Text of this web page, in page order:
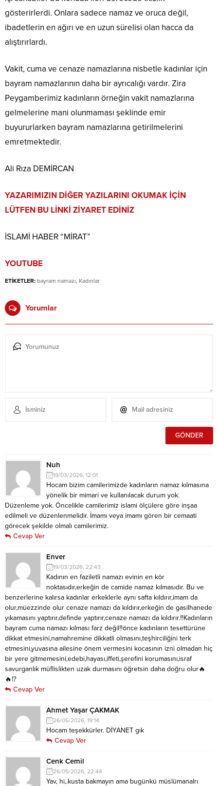
gösterirlerdi. Onlara sadece namaz ve oruca değil,
ibadetlerin en ağırı ve en uzun sürelisi olan hacca da
alıştırırlardı.
Vakit, cuma ve cenaze namazlarına nisbetle kadınlar için
bayram namazlarının daha bir ayrıcalığı vardır. Zira
Peygamberimiz kadınların örneğin vakit namazlarına
gelmelerine mani olunmaması şeklinde emir
buyururlarken bayram namazlarına getirilmelerini
emretmektedir.
Ali Rıza DEMİRCAN
YAZARIMIZIN DİĞER YAZILARINI OKUMAK İÇİN
LÜTFEN BU LİNKİ ZİYARET EDİNİZ
İSLAMİ HABER “MİRAT”
YOUTUBE
ETİKETLER: bayram namazı, Kadınlar
Yorumlar
Nuh
19/03/2026, 12:01
Hocam bizim camilerimizde kadınların namaz kılmasına
yönelik bir mimari ve kullanılacak durum yok.
Düzenleme yok. Öncelikle camilerimiz islami ölçülere göre inşaa
edilmeli ve düzenlenmelidir. İmamı veya imamı gören bir cemaati
görecek şekilde olmalı camilerimiz.
Cevap Ver
Enver
19/03/2026, 22:43
Kadının en faziletli namazı evinin en kör
noktasıdır,erkeğin de camide namaz kılmasıdır. Bu ve
benzerlerine kalırsa kadınlar erkeklerle aynı safta kıldırır,imam da
olur,müezzinde olur cenaze namazı da kıldırır,erkeğin de gasilhanede
yıkamasını yaptırır,definde yaptırır,cenaze namazı da kıldırır.‼️Kadınların
bayram cuma namazı kılması farz değil‼️önce kadınların tesettürüne
dikkat etmesini,namahremine dikkatli olmasını,teşhirciliğini terk
etmesini,yuvasına ailesine önem vermesini kocasının izni olmadan hiç
bir yere gitmemesini,edebi,hayası,iffeti,şerefini korumasını,israf
savurganlık müflislikten uzak durmasını öğretsin daha doğru olur🔥
🔥⁉️
Cevap Ver
Ahmet Yaşar ÇAKMAK
26/05/2026, 19:14
Hocam teşekkürler. DİYANET gık
Cevap Ver
Cenk Cemil
26/05/2026, 22:44
Yav, hi,.kusta bakmayın ama bugünkü müslümanalrı